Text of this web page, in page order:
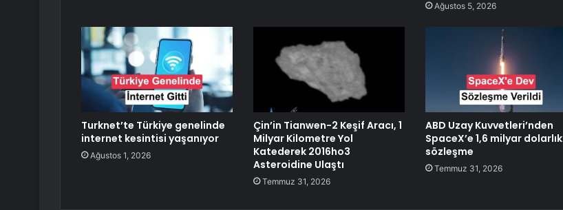
Ağustos 5, 2026
Turknet’te Türkiye genelinde
internet kesintisi yaşanıyor
Ağustos 1, 2026
Çin’in Tianwen-2 Keşif Aracı, 1
Milyar Kilometre Yol
Katederek 2016ho3
Asteroidine Ulaştı
Temmuz 31, 2026
ABD Uzay Kuvvetleri’nden
SpaceX’e 1,6 milyar dolarlık
sözleşme
Temmuz 31, 2026